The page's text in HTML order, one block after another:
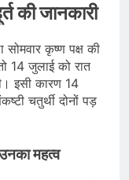
की जानकारी
कृष्ण पक्ष की
14 जुलाई को रात
इसी कारण 14
चतुर्थी दोनों पड़
महत्व